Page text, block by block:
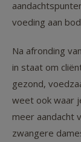
voeding aan
Na afronding
in staat om
gezond,
weet ook waar
meer aandacht
zwangere